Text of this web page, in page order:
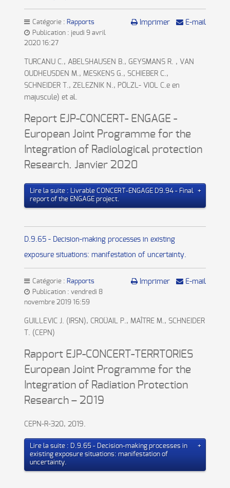
Imprimer E-mail
Catégorie : Rapports
Publication : jeudi 9 avril
2020 16:27
TURCANU C., ABELSHAUSEN B., GEYSMANS R. , VAN
OUDHEUSDEN M., MESKENS G., SCHIEBER C.,
SCHNEIDER T., ZELEZNIK N., PÖLZL- VIOL C.e en
majuscule) et al.
Report EJP-CONCERT- ENGAGE -
European Joint Programme for the
Integration of Radiological protection
Research. Janvier 2020
Lire la suite : Livrable CONCERT-ENGAGE D9.94 - Final
report of the ENGAGE project.
D.9.65 - Decision-making processes in existing
exposure situations: manifestation of uncertainty.
Imprimer E-mail
Catégorie : Rapports
Publication : vendredi 8
novembre 2019 16:59
GUILLEVIC J. (IRSN), CROÜAIL P., MAÎTRE M., SCHNEIDER
T. (CEPN)
Rapport EJP-CONCERT-TERRTORIES
European Joint Programme for the
Integration of Radiation Protection
Research – 2019
CEPN-R-320, 2019.
Lire la suite : D.9.65 - Decision-making processes in
existing exposure situations: manifestation of
uncertainty.